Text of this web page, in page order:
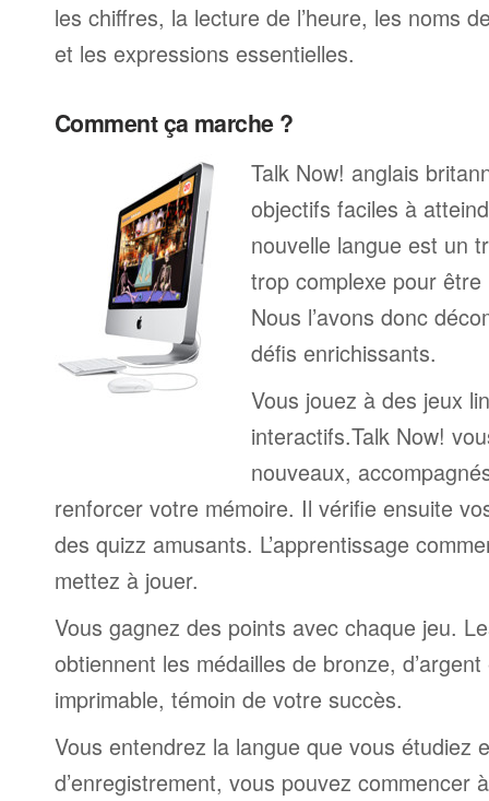
les chiffres, la lecture de l’heure, les noms
et les expressions essentielles.
Comment ça marche ?
Talk Now! anglais
objectifs faciles à
nouvelle langue est un
trop complexe pour être
Nous l’avons donc
défis enrichissants.
Vous jouez à des jeux
interactifs.Talk Now!
nouveaux,
renforcer votre mémoire. Il vérifie ensuite
des quizz amusants. L’apprentissage
mettez à jouer.
Vous gagnez des points avec chaque jeu.
obtiennent les médailles de bronze,
imprimable, témoin de votre succès.
Vous entendrez la langue que vous étudiez
d’enregistrement, vous pouvez commencer